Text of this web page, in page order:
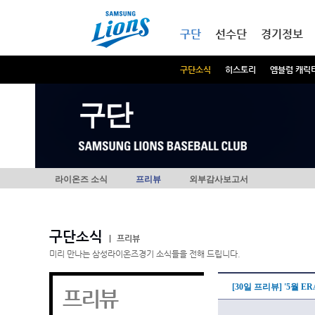
구단
구단소식 히스토리 엠블럼 캐릭
선수단 경기정보
구단
라이온즈 소식 프리뷰 외부감사보고서
구단소식
프리뷰
미리 만나는 삼성라이온즈경기 소식들을 전해 드립니다.
프리뷰 [30일 프리뷰] '5월